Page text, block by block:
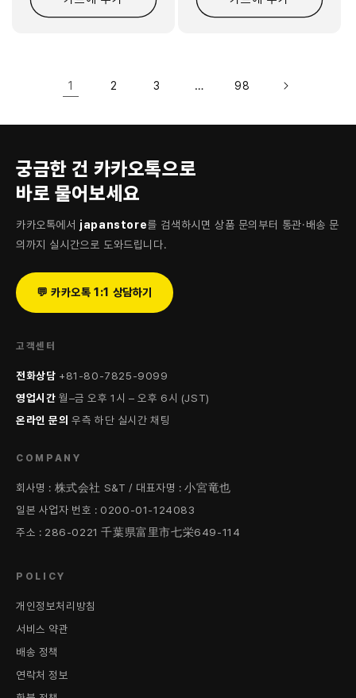
1 2 3 … 98
궁금한 건 카카오톡으로
바로 물어보세요
카카오톡에서 japanstore를 검색하시면 상품 문의부터 통관·배송 문
의까지 실시간으로 도와드립니다.
💬 카카오톡 1:1 상담하기
고객센터
전화상담 +81-80-7825-9099
영업시간 월–금 오후 1시 – 오후 6시 (JST)
온라인 문의 우측 하단 실시간 채팅
COMPANY
회사명 : 株式会社 S&T / 대표자명 : 小宮竜也
일본 사업자 번호 : 0200-01-124083
주소 : 286-0221 千葉県富里市七栄649-114
POLICY
개인정보처리방침
서비스 약관
배송 정책
연락처 정보